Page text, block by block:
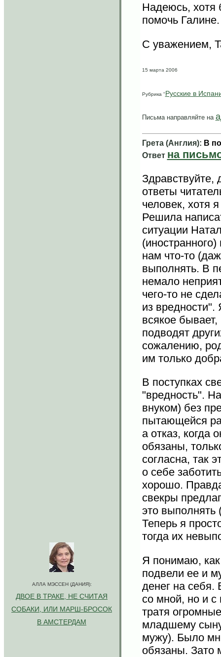
АЛЛА МЭССЕН (ДАНИЯ):
ДВОЕ В ТРАКЕ, НЕ СЧИТАЯ
СОБАКИ, ИЛИ МАРШ-БРОСОК
В АМСТЕРДАМ
Надеюсь, хотя
помочь
С уважением,
15 марта 2006
Рубрика "Русские в
Письма направляйте на
Грета (Англия): В
Ответ на
Здравствуйте,
ответы
человек, хотя
Решила
ситуации
нам что-то
выполнять. В
немало
чего-то не
из вредности".
всякое
подводят
сожалению,
им только
В поступках
"вредность".
внуком) без
пытающейся
а отказ, когда
обязаны,
согласна, так
о себе
хорошо.
свекры
это выполнять
Теперь я
тогда их
Я понимаю,
подвели ее и
денег на себя.
со мной, но и
тратя
младшему сыну
мужу). Было
обязаны. Зато